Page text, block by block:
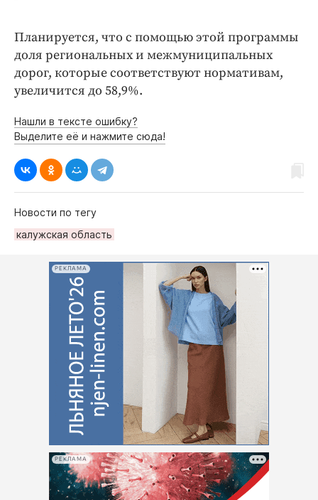
Планируется, что с помощью этой программы
доля региональных и межмуниципальных
дорог, которые соответствуют нормативам,
увеличится до 58,9%.
Нашли в тексте ошибку?
Выделите её и нажмите сюда!
Новости по тегу
калужская область
РЕКЛАМА
РЕКЛАМА